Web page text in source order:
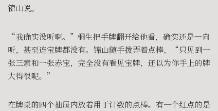
锦山说。
“我确实没听啊。”桐生把手牌翻开给他看，确实还是一向
听，甚至连宝牌都没有。锦山随手拨弄着点棒，“只见到一
张三索和一张赤宝，完全没有看见宝牌，还以为你手上的牌
大得很呢。”
在牌桌的四个抽屉内放着用于计数的点棒。有一个红点的是